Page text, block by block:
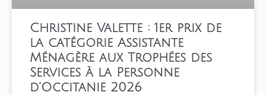
Christine Valette : 1er prix de
la catégorie Assistante
Ménagère aux Trophées des
Services à la Personne
d’Occitanie 2026